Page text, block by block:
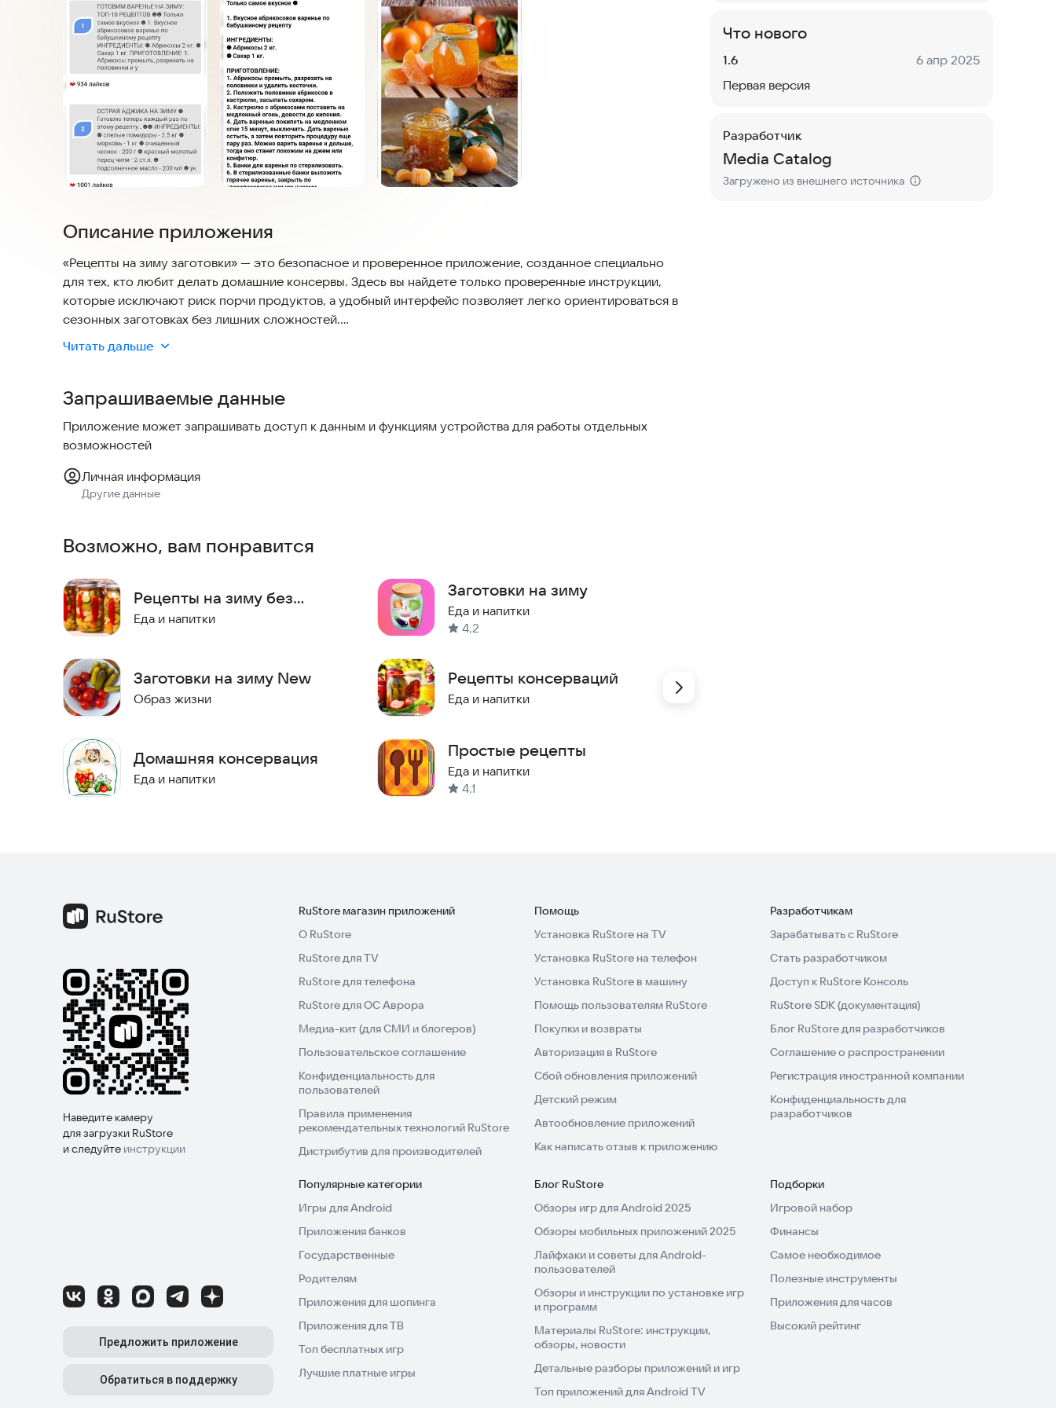
Описание приложения
«Рецепты на зиму заготовки» — это безопасное и проверенное приложение, созданное специально
для тех, кто любит делать домашние консервы. Здесь вы найдете только проверенные инструкции,
которые исключают риск порчи продуктов, а удобный интерфейс позволяет легко ориентироваться в
сезонных заготовках без лишних сложностей.
Основные разделы приложения:
• Варенье и джемы
• Компоты и соки
• Заморозка овощей и фруктов
• Квашение капусты
• Консервирование томатов и огурцов
Подробные пошаговые рецепты с фото
Календарь заготовок по сезонам
Возможность добавления рецептов в избранное
Поиск по категориям и ингредиентам
Советы по хранению заготовок
Приложение поможет вам:
• Правильно рассчитать количество продуктов
• Выбрать оптимальные способы обработки
• Избежать распространенных ошибок
• Организовать процесс заготовок
Читать дальше
Запрашиваемые данные
Приложение может запрашивать доступ к данным и функциям устройства для работы отдельных
возможностей
Личная информация
Другие данные
Возможно, вам понравится
Рецепты на зиму без
интернета
Еда и напитки
Заготовки на зиму New
Образ жизни
Домашняя консервация
Еда и напитки
Заготовки на зиму
Еда и напитки
4,2
Рецепты консерваций
Еда и напитки
Простые рецепты
Еда и напитки
4,1
Что нового
Версия:
1.6 Дата:
6 апр 2025
Первая версия
Разработчик
Media Catalog
Загружено из внешнего источника
Наведите камеру
для загрузки RuStore
и следуйте инструкции
Предложить приложение
Обратиться в поддержку
RuStore магазин приложений
О RuStore
RuStore для TV
RuStore для телефона
RuStore для ОС Аврора
Медиа-кит (для СМИ и блогеров)
Пользовательское соглашение
Конфиденциальность для
пользователей
Правила применения
рекомендательных технологий RuStore
Дистрибутив для производителей
Помощь
Установка RuStore на TV
Установка RuStore на телефон
Установка RuStore в машину
Помощь пользователям RuStore
Покупки и возвраты
Авторизация в RuStore
Сбой обновления приложений
Детский режим
Автообновление приложений
Как написать отзыв к приложению
Разработчикам
Зарабатывать с RuStore
Стать разработчиком
Доступ к RuStore Консоль
RuStore SDK (документация)
Блог RuStore для разработчиков
Соглашение о распространении
Регистрация иностранной компании
Конфиденциальность для
разработчиков
Популярные категории
Игры для Android
Приложения банков
Государственные
Родителям
Приложения для шопинга
Приложения для ТВ
Топ бесплатных игр
Лучшие платные игры
Блог RuStore
Обзоры игр для Android 2025
Обзоры мобильных приложений 2025
Лайфхаки и советы для Android-
пользователей
Обзоры и инструкции по установке игр
и программ
Материалы RuStore: инструкции,
обзоры, новости
Детальные разборы приложений и игр
Топ приложений для Android TV
Подборки
Игровой набор
Финансы
Самое необходимое
Полезные инструменты
Приложения для часов
Высокий рейтинг